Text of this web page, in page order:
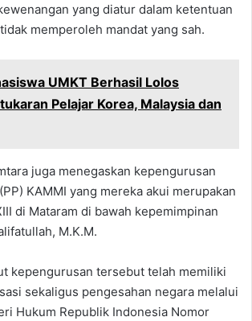
yang diatur dalam ketentuan
memperoleh mandat yang sah.
UMKT Berhasil Lolos
Pelajar Korea, Malaysia dan
juga menegaskan kepengurusan
KAMMI yang mereka akui merupakan
di Mataram di bawah kepemimpinan
M.K.M.
kepengurusan tersebut telah memiliki
sekaligus pengesahan negara melalui
Hukum Republik Indonesia Nomor